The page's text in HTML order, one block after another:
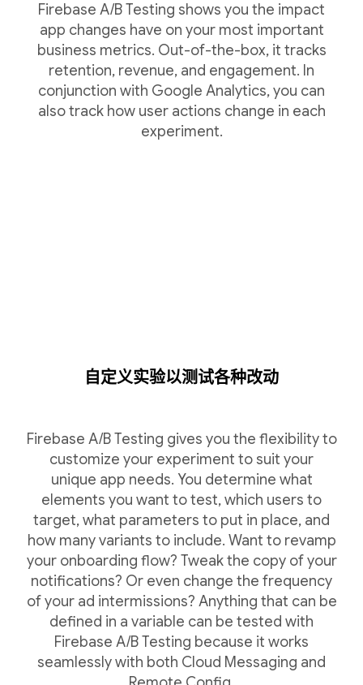
Firebase A/B Testing shows you the impact
app changes have on your most important
business metrics. Out-of-the-box, it tracks
retention, revenue, and engagement. In
conjunction with Google Analytics, you can
also track how user actions change in each
experiment.
自定义实验以测试各种改动
Firebase A/B Testing gives you the flexibility to
customize your experiment to suit your
unique app needs. You determine what
elements you want to test, which users to
target, what parameters to put in place, and
how many variants to include. Want to revamp
your onboarding flow? Tweak the copy of your
notifications? Or even change the frequency
of your ad intermissions? Anything that can be
defined in a variable can be tested with
Firebase A/B Testing because it works
seamlessly with both Cloud Messaging and